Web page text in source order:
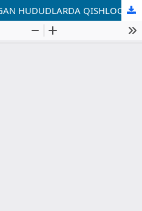
AHOLISI ZICH JOYLASHGAN HUDUDLARDA QISHLOQ JOYLARINING BARQAROR RIVOJLANISHI: NAZARIY-METODOLOGIK ASOSLAR